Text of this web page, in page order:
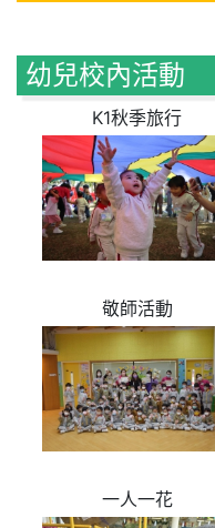
幼兒校內活動
K1秋季旅行
敬師活動
一人一花